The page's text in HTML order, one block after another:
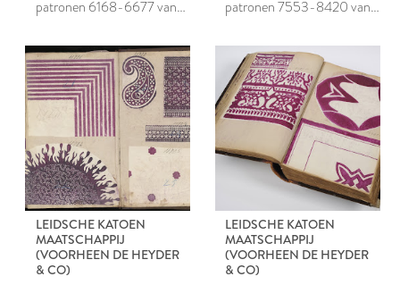
patronen 6168-6677 van
Maatschappij
patronen 7553-8420 van
Maatschappij
LEIDSCHE KATOEN
MAATSCHAPPIJ
(VOORHEEN DE HEYDER
& CO)
LEIDSCHE KATOEN
MAATSCHAPPIJ
(VOORHEEN DE HEYDER
& CO)